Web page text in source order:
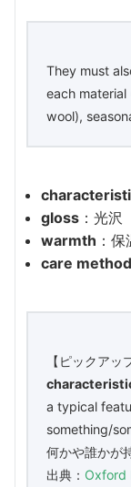
They must
each
wool),
gloss ：光沢
warmth ：
care method
【ピックアッ
a typical
something/
何かや誰かが
出典： Oxford